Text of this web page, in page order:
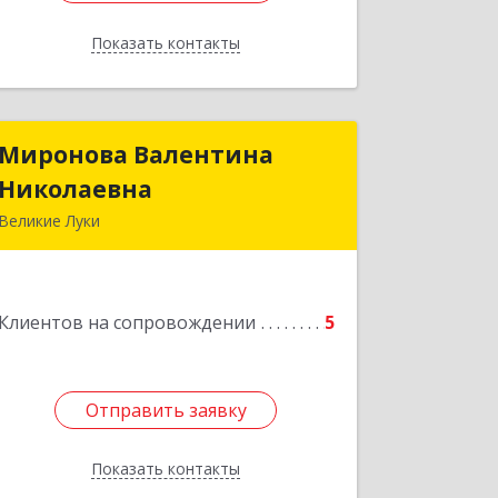
Показать контакты
Назад
Миронова Валентина
Николаевна
Великие Луки
Клиентов на сопровождении 5
Отправить заявку
Показать контакты
Миронова Валентина
Отправить заявку
Назад